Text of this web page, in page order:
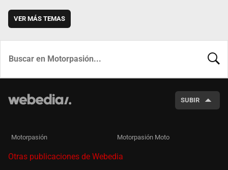
VER MÁS TEMAS
SUBIR
Motorpasión Motorpasión Moto
Otras publicaciones de Webedia